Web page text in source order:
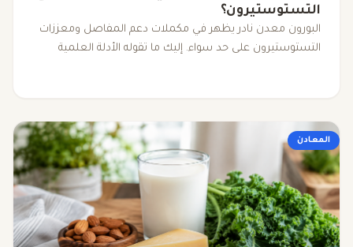
التستوستيرون؟
البورون معدن نادر يظهر في مكملات دعم المفاصل ومعززات
التستوستيرون على حد سواء. إليك ما تقوله الأدلة العلمية
المعادن